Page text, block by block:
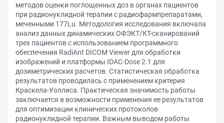
методов оценки поглощенных доз в органах пациентов
при радионуклидной терапии с радиофармпрепаратами,
меченными 177Lu. Методология исследования включала
анализ данных динамических ОФЭКТ/КТ-сканирований
трех пациентов с использованием программного
обеспечения RadiAnt DICOM Viewer для обработки
изображений и платформы IDAC-Dose 2.1 для
дозиметрических расчетов. Статистическая обработка
результатов проводилась с применением критерия
Краскела-Уоллиса. Практическая значимость работы
заключается в возможности применения ее результатов
для оптимизации клинических протоколов
радионуклидной терапии. Важным выводом работы